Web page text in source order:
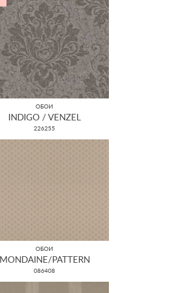
ОБОИ
INDIGO / VENZEL
226255
ОБОИ
MONDAINE/PATTERN
086408